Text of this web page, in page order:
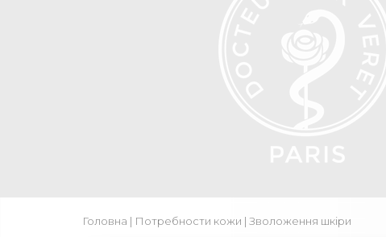
Головна | Потребности кожи | Зволоження шкіри